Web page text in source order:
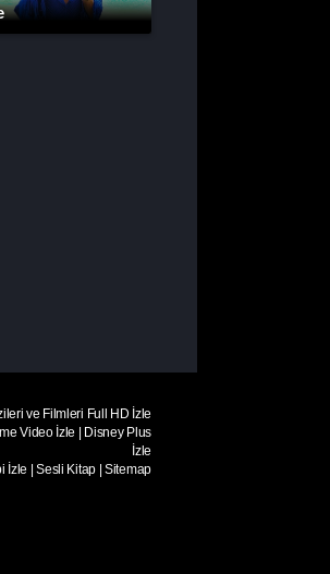
ve Filmleri Full HD İzle
Video İzle | Disney Plus
İzle
İzle |Sesli Kitap|Sitemap